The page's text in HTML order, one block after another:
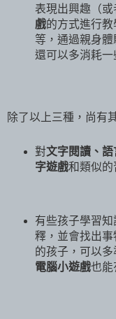
表現出興趣（
戲的方式進行
等，通過親身體
還可以多消耗一
除了以上三種，尚有
對文字閱讀、語
字遊戲和類似的
有些孩子學習
釋，並會找出
的孩子，可以多
電腦小遊戲也能